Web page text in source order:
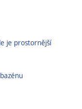
je prostornější